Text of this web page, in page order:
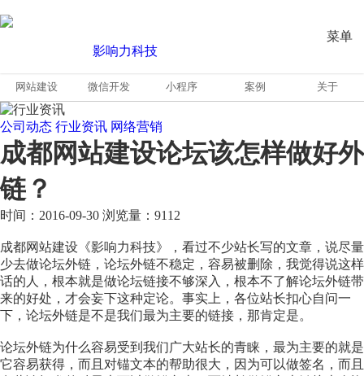
菜单
网站建设 微信开发 小程序 案例 关于
公司动态 行业资讯 网络营销
成都网站建设论坛该怎样做好外
链？
时间：2016-09-30 浏览量：9112
成都网站建设《影响力科技》，看过不少站长写的文章，说尽量
少去做论坛外链，论坛外链不稳定，容易被删除，我觉得说这样
话的人，根本就是做论坛链接不够深入，根本不了解论坛外链带
来的好处，才会妄下这种定论。事实上，各位站长扣心自问一
下，论坛外链是不是我们最为主要的链接，那肯定是。
论坛外链为什么容易受到我们广大站长的青睐，最为主要的就是
它容易获得，而且对锚文本的帮助很大，因为可以做签名，而且